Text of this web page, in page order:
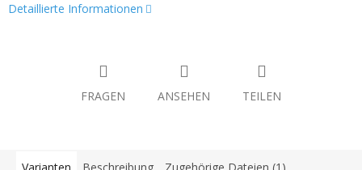
Detaillierte Informationen
FRAGEN ANSEHEN TEILEN